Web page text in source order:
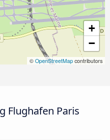
+
−
© OpenStreetMap contributors
Flughafen Paris